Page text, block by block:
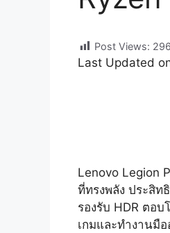
Post Views: 296
Last Updated
Lenovo Legion
ที่ทรงพลัง ประสิท
รองรับ HDR ตอ
เกมและทำงานมื